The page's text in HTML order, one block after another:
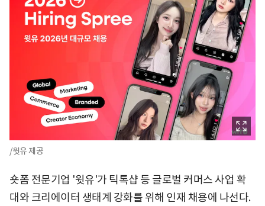
/윗유 제공
숏폼 전문기업 '윗유'가 틱톡샵 등 글로벌 커머스 사업 확
대와 크리에이터 생태계 강화를 위해 인재 채용에 나선다.